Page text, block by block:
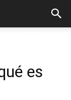
es